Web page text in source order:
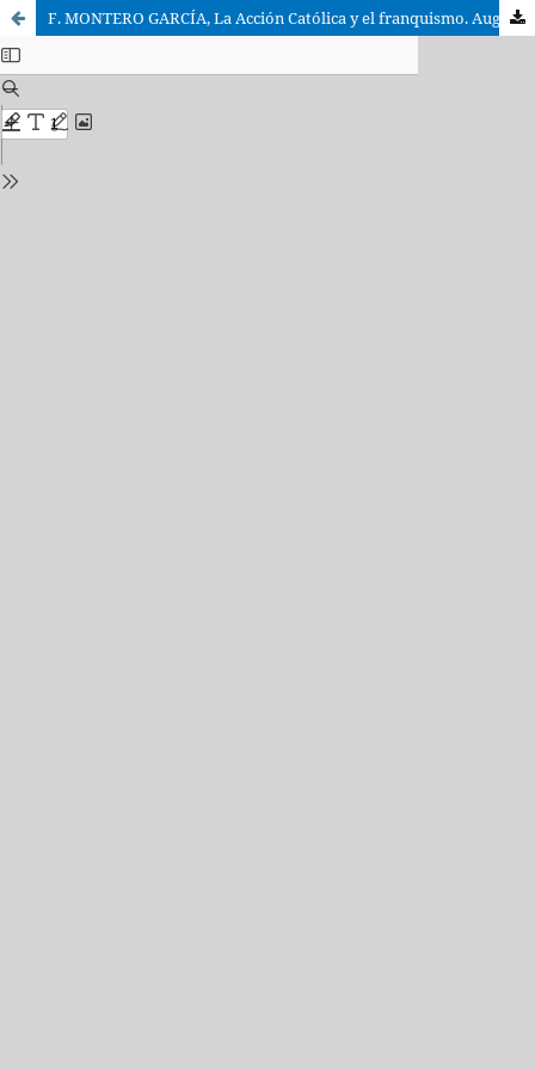
F. MONTERO GARCÍA, La Acción Católica y el franquismo. Auge y crisis de la Acción Católica especializada